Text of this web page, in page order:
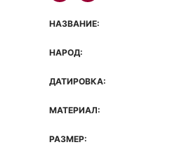
НАЗВАНИЕ:
НАРОД:
ДАТИРОВКА:
МАТЕРИАЛ:
РАЗМЕР: